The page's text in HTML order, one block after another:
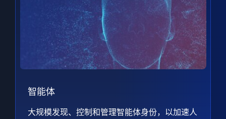
智能体
大规模发现、控制和管理智能体身份，以加速人